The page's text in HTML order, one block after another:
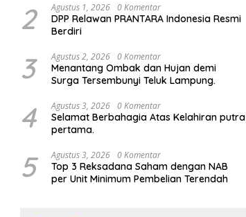
2 Agustus 1, 2026 0 Komentar
DPP Relawan PRANTARA Indonesia Resmi
Berdiri
3 Agustus 2, 2026 0 Komentar
Menantang Ombak dan Hujan demi
Surga Tersembunyi Teluk Lampung.
4 Agustus 3, 2026 0 Komentar
Selamat Berbahagia Atas Kelahiran putra
pertama.
5 Agustus 3, 2026 0 Komentar
Top 3 Reksadana Saham dengan NAB
per Unit Minimum Pembelian Terendah